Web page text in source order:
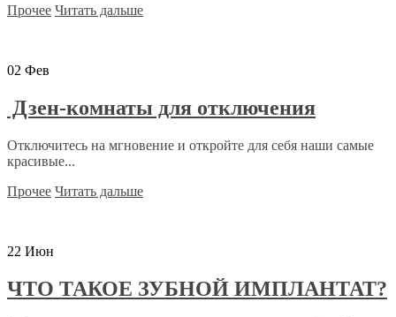
Прочее Читать дальше
02 Фев
Дзен-комнаты для отключения
Отключитесь на мгновение и откройте для себя наши самые
красивые...
Прочее Читать дальше
22 Июн
ЧТО ТАКОЕ ЗУБНОЙ ИМПЛАНТАТ?